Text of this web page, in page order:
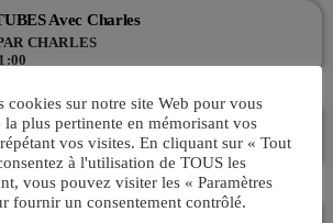
Avec Charles
CHARLES
– Startek !
VIV’FM
cookies sur notre site Web pour vous
plus pertinente en mémorisant vos
vos visites. En cliquant sur « Tout
à l'utilisation de TOUS les
vous pouvez visiter les « Paramètres
fournir un consentement contrôlé.